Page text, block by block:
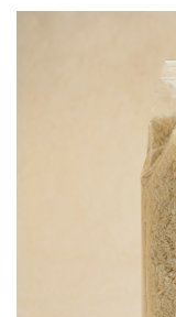
ÎNDULCITORI
FĂINĂ FĂRĂ GLUTEN
BĂUTURI / LAPTE
OREZ ȘI CEREALE
CREME ȘI PASTE
CEAIURI GRECEȘTI